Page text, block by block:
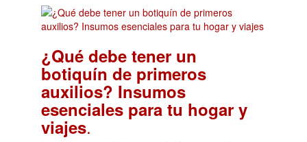
¿Qué debe tener un
botiquín de primeros
auxilios? Insumos
esenciales para tu hogar y
viajes.